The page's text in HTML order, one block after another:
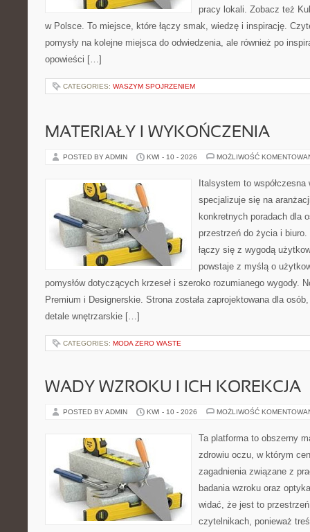
pracy lokali. Zobacz też
w Polsce. To miejsce, które łączy smak, wiedzę i inspirację.
pomysły na kolejne miejsca do odwiedzenia, ale również po
opowieści […]
CATEGORIES: WASZYM SPOJRZENIEM
MATERIAŁY I WYKOŃCZENIA
POSTED BY ADMIN KWI - 10 - 2026 MOŻLIWOŚĆ
Italsystem to
specjalizuje się na
konkretnych poradach dla
przestrzeń do życia i
łączy się z wygodą
powstaje z myślą o
pomysłów dotyczących krzeseł i szeroko rozumianego wygody.
Premium i Designerskie. Strona została zaprojektowana dla
detale wnętrzarskie […]
CATEGORIES: MODA ZERO WASTE
WADY WZROKU I ICH KOREKCJA
POSTED BY ADMIN KWI - 10 - 2026 MOŻLIWOŚĆ
Ta platforma to obszerny
zdrowiu oczu, w którym
zagadnienia związane z
badania wzroku oraz
widać, że jest to
czytelnikach, ponieważ